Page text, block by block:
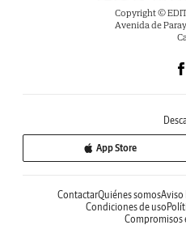
Copyright ©
Avenida de
App Store
ContactarQuiénes somosAviso
Condiciones de uso
Compromisos